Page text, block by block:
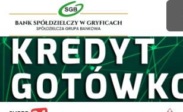
STRONA GŁÓWNA